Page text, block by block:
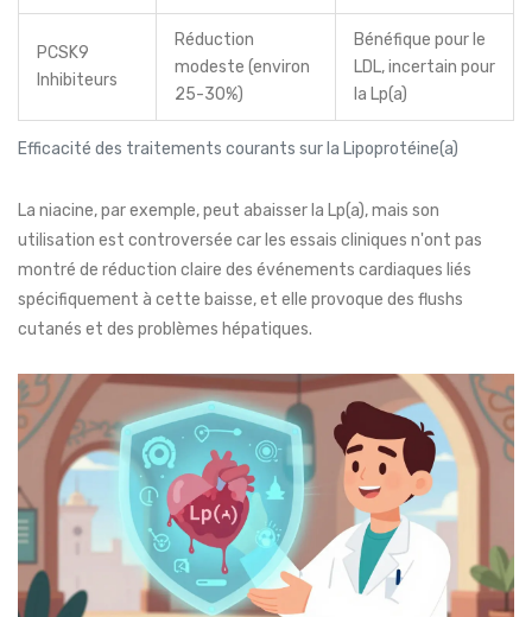
Efficacité des traitements courants sur la Lipoprotéine(a)
PCSK9
Inhibiteurs
Réduction
modeste (environ
25-30%)
Bénéfique pour le
LDL, incertain pour
la Lp(a)
La niacine, par exemple, peut abaisser la Lp(a), mais son
utilisation est controversée car les essais cliniques n'ont pas
montré de réduction claire des événements cardiaques liés
spécifiquement à cette baisse, et elle provoque des flushs
cutanés et des problèmes hépatiques.